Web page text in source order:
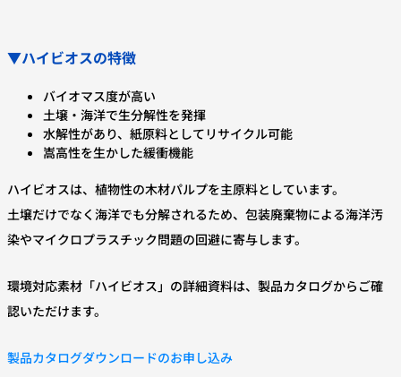
▼ハイビオスの特徴
バイオマス度が高い
土壌・海洋で生分解性を発揮
水解性があり、紙原料としてリサイクル可能
嵩高性を生かした緩衝機能
ハイビオスは、植物性の木材パルプを主原料としています。
土壌だけでなく海洋でも分解されるため、包装廃棄物による海洋汚
染やマイクロプラスチック問題の回避に寄与します。
環境対応素材「ハイビオス」の詳細資料は、製品カタログからご確
認いただけます。
製品カタログダウンロードのお申し込み